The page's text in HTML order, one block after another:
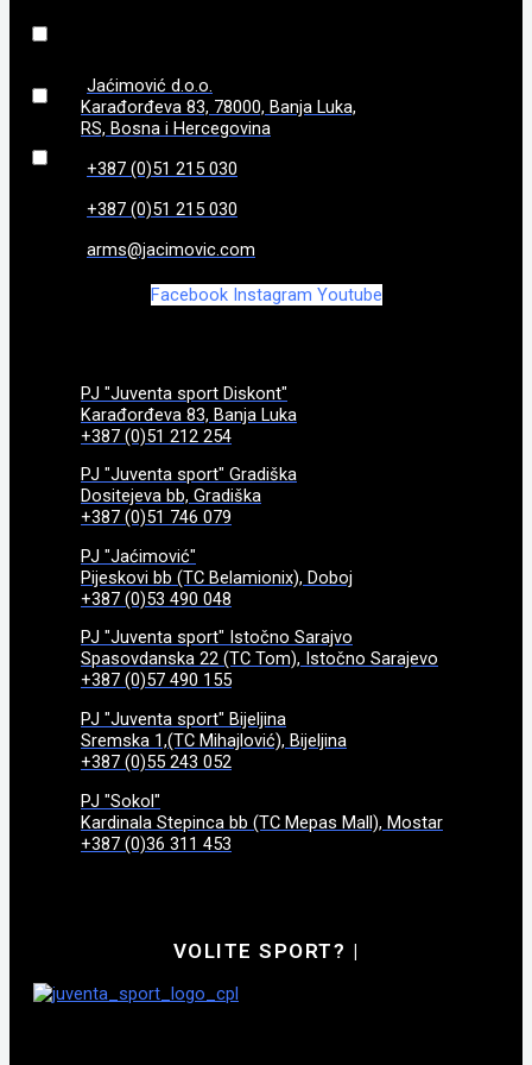
(0
870 g(0)
970g(0)
Jaćimović d.o.o.
Karađorđeva 83, 78000, Banja Luka,
RS, Bosna i Hercegovina
+387 (0)51 215 030
+387 (0)51 215 030
arms@jacimovic.com
Facebook Instagram Youtube
PJ "Juventa sport Diskont"
Karađorđeva 83, Banja Luka
+387 (0)51 212 254
PJ "Juventa sport" Gradiška
Dositejeva bb, Gradiška
+387 (0)51 746 079
PJ "Jaćimović"
Pijeskovi bb (TC Belamionix), Doboj
+387 (0)53 490 048
PJ "Juventa sport" Istočno Sarajvo
Spasovdanska 22 (TC Tom), Istočno Sarajevo
+387 (0)57 490 155
PJ "Juventa sport" Bijeljina
Sremska 1,(TC Mihajlović), Bijeljina
+387 (0)55 243 052
PJ "Sokol"
Kardinala Stepinca bb (TC Mepas Mall), Mostar
+387 (0)36 311 453
VOLITE SPORT? |